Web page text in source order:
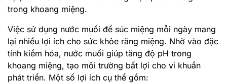
trong khoang miệng.
Việc sử dụng nước muối để súc miệng mỗi ngày mang
lại nhiều lợi ích cho sức khỏe răng miệng. Nhờ vào đặc
tính kiềm hóa, nước muối giúp tăng độ pH trong
khoang miệng, tạo môi trường bất lợi cho vi khuẩn
phát triển. Một số lợi ích cụ thể gồm: